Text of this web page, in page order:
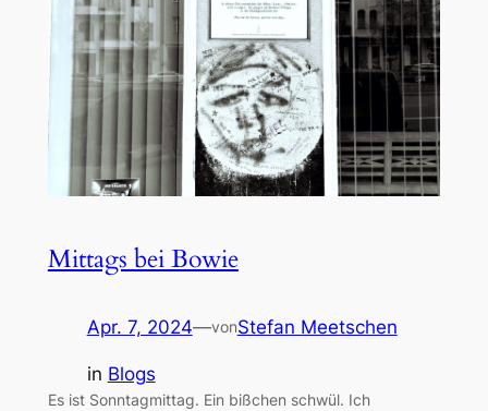
Mittags bei Bowie
Apr. 7, 2024—vonStefan Meetschen
in Blogs
Es ist Sonntagmittag. Ein bißchen schwül. Ich